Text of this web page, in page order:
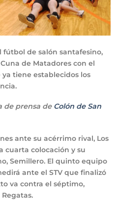
de salón santafesino,
de Matadores con el
ya tiene establecidos los
de prensa de Colón de San
ante su acérrimo rival, Los
cuarta colocación y su
Semillero. El quinto equipo
ante el STV que finalizó
va contra el séptimo,